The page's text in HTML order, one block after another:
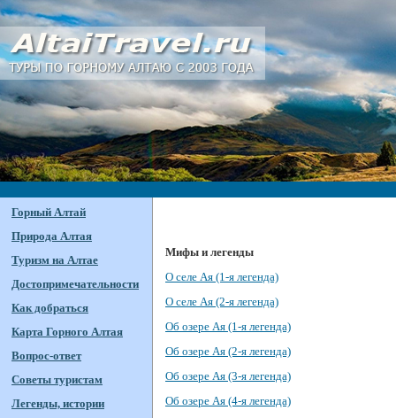
Горный Алтай
Природа Алтая
Туризм на Алтае
Достопримечательности
Как добраться
Карта Горного Алтая
Вопрос-ответ
Советы туристам
Легенды, истории
Мифы и легенды
О селе Ая (1-я легенда)
О селе Ая (2-я легенда)
Об озере Ая (1-я легенда)
Об озере Ая (2-я легенда)
Об озере Ая (3-я легенда)
Об озере Ая (4-я легенда)